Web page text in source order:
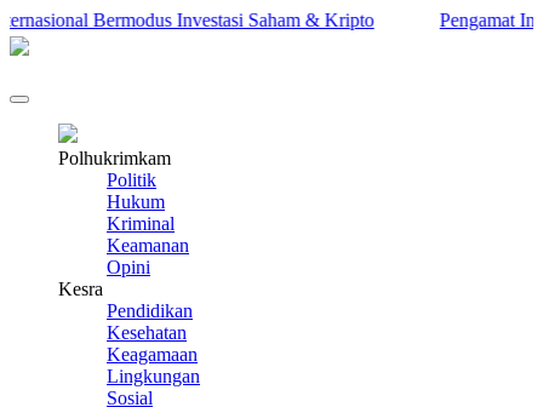
Bermodus Investasi Saham & Kripto Pengamat
Polhukrimkam
Politik
Hukum
Kriminal
Keamanan
Opini
Kesra
Pendidikan
Kesehatan
Keagamaan
Lingkungan
Sosial